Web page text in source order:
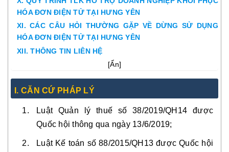
HÓA ĐƠN ĐIỆN TỬ TẠI HƯNG YÊN
XI. CÁC CÂU HỎI THƯỜNG GẶP VỀ DỪNG SỬ DỤNG
HÓA ĐƠN ĐIỆN TỬ TẠI HƯNG YÊN
XII. THÔNG TIN LIÊN HỆ
[Ẩn]
I. CĂN CỨ PHÁP LÝ
Luật Quản lý thuế số 38/2019/QH14 được
Quốc hội thông qua ngày 13/6/2019;
Luật Kế toán số 88/2015/QH13 được Quốc hội